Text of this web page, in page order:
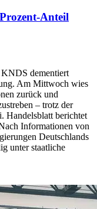
Anteil
KNDS dementiert
Am Mittwoch wies
zurück und
– trotz der
Handelsblatt berichtet
Informationen von
Deutschlands
unter staatliche